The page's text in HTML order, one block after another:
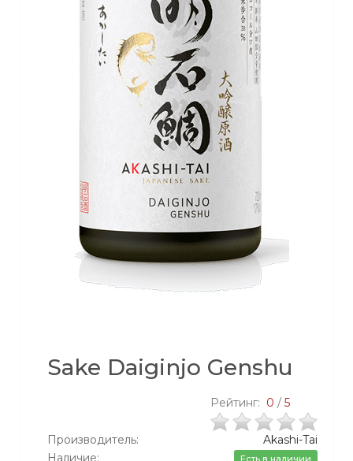
Sake Daiginjo Genshu
Рейтинг: 0 / 5
Производитель:
Akashi-Tai
Наличие: